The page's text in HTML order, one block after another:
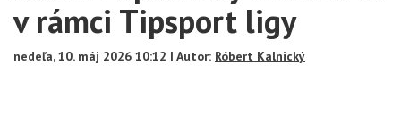
v rámci Tipsport ligy
nedeľa, 10. máj 2026 10:12 | Autor: Róbert Kalnický